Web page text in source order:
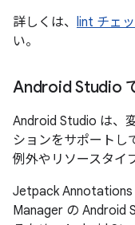
詳しくは、 lint チェ
い。
Android Studio
Android Studio は、
ションをサポートし
例外やリソースタイ
Jetpack Annotations
Manager の Android